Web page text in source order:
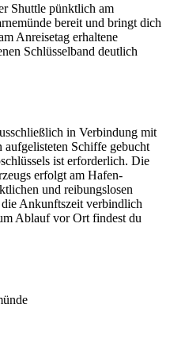
Shuttle pünktlich am
bereit und bringt dich
Anreisetag erhaltene
Schlüsselband deutlich
in Verbindung mit
Schiffe gebucht
ist erforderlich. Die
erfolgt am Hafen-
und reibungslosen
Ankunftszeit verbindlich
Ablauf vor Ort findest du